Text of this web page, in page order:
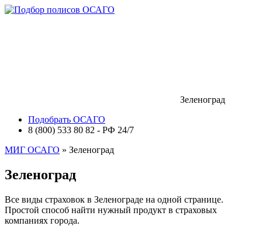
Зеленоград
Подобрать ОСАГО
8 (800) 533 80 82 - РФ 24/7
МИГ ОСАГО » Зеленоград
Зеленоград
Все виды страховок в Зеленограде на одной странице.
Простой способ найти нужный продукт в страховых
компаниях города.